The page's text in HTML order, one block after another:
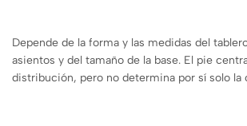
Depende de la forma y las medidas del
asientos y del tamaño de la base. El pie
distribución, pero no determina por sí solo la